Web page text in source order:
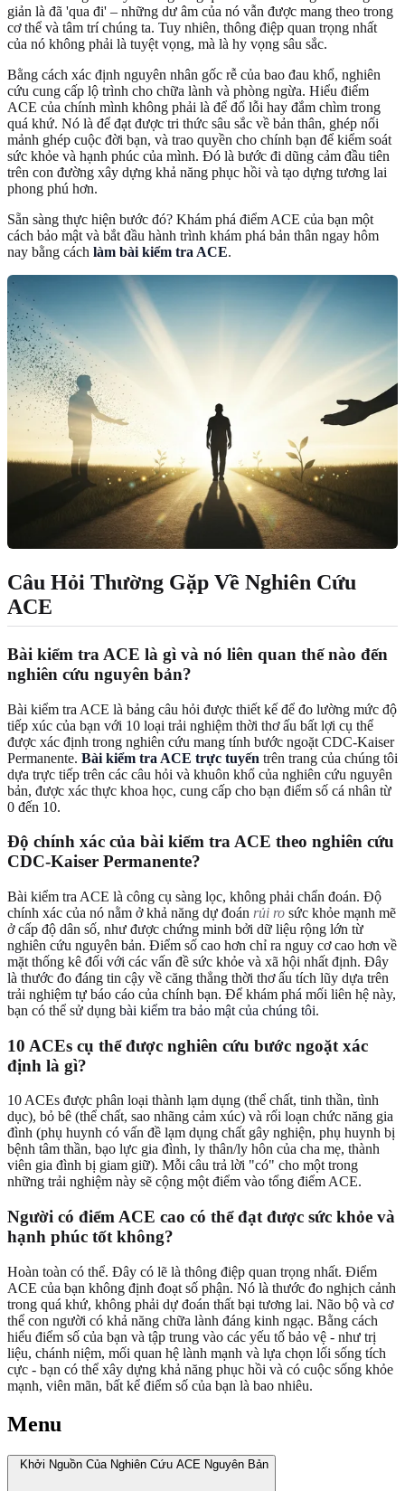
giản là đã 'qua đi' – những dư âm của nó vẫn được mang theo trong
cơ thể và tâm trí chúng ta. Tuy nhiên, thông điệp quan trọng nhất
của nó không phải là tuyệt vọng, mà là hy vọng sâu sắc.
Bằng cách xác định nguyên nhân gốc rễ của bao đau khổ, nghiên
cứu cung cấp lộ trình cho chữa lành và phòng ngừa. Hiểu điểm
ACE của chính mình không phải là để đổ lỗi hay đắm chìm trong
quá khứ. Nó là để đạt được tri thức sâu sắc về bản thân, ghép nối
mảnh ghép cuộc đời bạn, và trao quyền cho chính bạn để kiểm soát
sức khỏe và hạnh phúc của mình. Đó là bước đi dũng cảm đầu tiên
trên con đường xây dựng khả năng phục hồi và tạo dựng tương lai
phong phú hơn.
Sẵn sàng thực hiện bước đó? Khám phá điểm ACE của bạn một
cách bảo mật và bắt đầu hành trình khám phá bản thân ngay hôm
nay bằng cách làm bài kiểm tra ACE.
Câu Hỏi Thường Gặp Về Nghiên Cứu
ACE
Bài kiểm tra ACE là gì và nó liên quan thế nào đến
nghiên cứu nguyên bản?
Bài kiểm tra ACE là bảng câu hỏi được thiết kế để đo lường mức độ
tiếp xúc của bạn với 10 loại trải nghiệm thời thơ ấu bất lợi cụ thể
được xác định trong nghiên cứu mang tính bước ngoặt CDC-Kaiser
Permanente. Bài kiểm tra ACE trực tuyến trên trang của chúng tôi
dựa trực tiếp trên các câu hỏi và khuôn khổ của nghiên cứu nguyên
bản, được xác thực khoa học, cung cấp cho bạn điểm số cá nhân từ
0 đến 10.
Độ chính xác của bài kiểm tra ACE theo nghiên cứu
CDC-Kaiser Permanente?
Bài kiểm tra ACE là công cụ sàng lọc, không phải chẩn đoán. Độ
chính xác của nó nằm ở khả năng dự đoán rủi ro sức khỏe mạnh mẽ
ở cấp độ dân số, như được chứng minh bởi dữ liệu rộng lớn từ
nghiên cứu nguyên bản. Điểm số cao hơn chỉ ra nguy cơ cao hơn về
mặt thống kê đối với các vấn đề sức khỏe và xã hội nhất định. Đây
là thước đo đáng tin cậy về căng thẳng thời thơ ấu tích lũy dựa trên
trải nghiệm tự báo cáo của chính bạn. Để khám phá mối liên hệ này,
bạn có thể sử dụng bài kiểm tra bảo mật của chúng tôi.
10 ACEs cụ thể được nghiên cứu bước ngoặt xác
định là gì?
10 ACEs được phân loại thành lạm dụng (thể chất, tinh thần, tình
dục), bỏ bê (thể chất, sao nhãng cảm xúc) và rối loạn chức năng gia
đình (phụ huynh có vấn đề lạm dụng chất gây nghiện, phụ huynh bị
bệnh tâm thần, bạo lực gia đình, ly thân/ly hôn của cha mẹ, thành
viên gia đình bị giam giữ). Mỗi câu trả lời "có" cho một trong
những trải nghiệm này sẽ cộng một điểm vào tổng điểm ACE.
Người có điểm ACE cao có thể đạt được sức khỏe và
hạnh phúc tốt không?
Hoàn toàn có thể. Đây có lẽ là thông điệp quan trọng nhất. Điểm
ACE của bạn không định đoạt số phận. Nó là thước đo nghịch cảnh
trong quá khứ, không phải dự đoán thất bại tương lai. Não bộ và cơ
thể con người có khả năng chữa lành đáng kinh ngạc. Bằng cách
hiểu điểm số của bạn và tập trung vào các yếu tố bảo vệ - như trị
liệu, chánh niệm, mối quan hệ lành mạnh và lựa chọn lối sống tích
cực - bạn có thể xây dựng khả năng phục hồi và có cuộc sống khỏe
mạnh, viên mãn, bất kể điểm số của bạn là bao nhiêu.
Menu
Khởi Nguồn Của Nghiên Cứu ACE Nguyên Bản